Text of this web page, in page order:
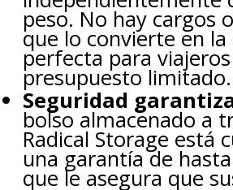
peso. No hay cargos
que lo convierte en la
perfecta para
presupuesto limitado.
Seguridad
bolso almacenado a
Radical Storage está
una garantía de
que le asegura que